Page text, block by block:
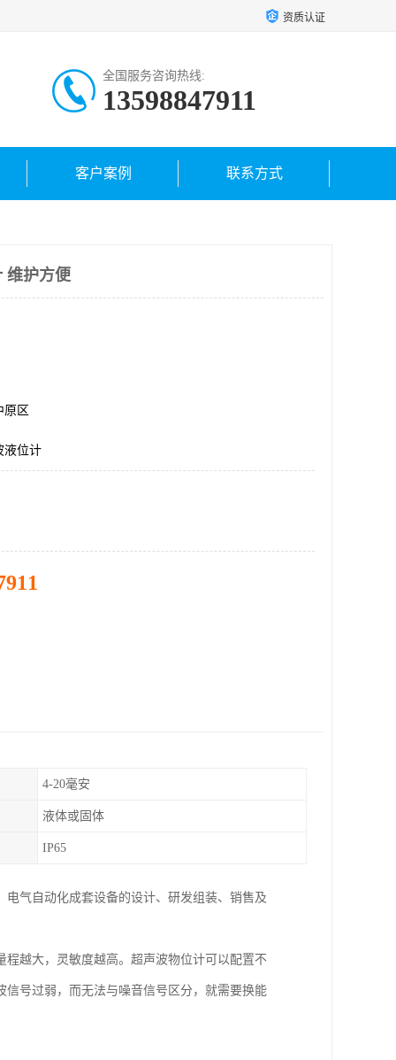
资质认证
全国服务咨询热线:
13598847911
客户案例 联系方式
维护方便
原区
液位计
4-20毫安
液体或固体
IP65
气自动化成套设备的设计、研发组装、销售及
越大，灵敏度越高。超声波物位计可以配置不
号过弱，而无法与噪音信号区分，就需要换能